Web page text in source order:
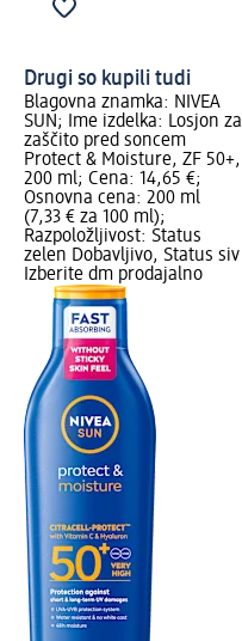
Drugi so kupili tudi
Blagovna znamka: NIVEA
SUN; Ime izdelka: Losjon za
zaščito pred soncem
Protect & Moisture, ZF 50+,
200 ml; Cena: 14,65 €;
Osnovna cena: 200 ml
(7,33 € za 100 ml);
Razpoložljivost: Status
zelen Dobavljivo, Status siv
Izberite dm prodajalno